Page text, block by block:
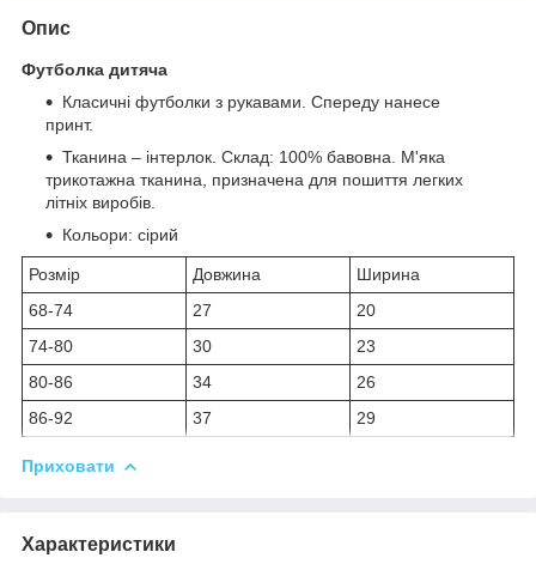
Опис
Футболка дитяча
Класичні футболки з рукавами. Спереду нанесе
принт.
Тканина – інтерлок. Склад: 100% бавовна. М'яка
трикотажна тканина, призначена для пошиття легких
літніх виробів.
Кольори: сірий
Розмір Довжина
Ширина
68-74
27
20
74-80
30
23
80-86
34
26
86-92
37 29
Приховати
Характеристики